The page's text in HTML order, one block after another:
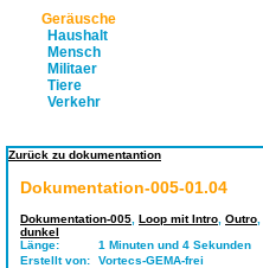
Geräusche
Haushalt
Mensch
Militaer
Tiere
Verkehr
Zurück zu dokumentantion
Dokumentation-005-01.04
Dokumentation-005 Loop mit Intro Outro
dunkel
Länge:
1 Minuten und 4 Sekunden
Erstellt von:
Vortecs-GEMA-frei